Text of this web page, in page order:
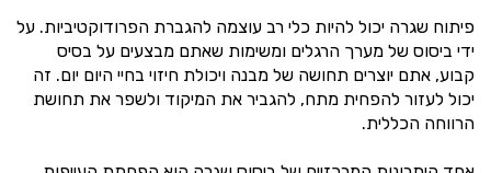
פיתוח שגרה יכול להיות כלי רב עוצמה להגברת הפרודוקטיביות. על
ידי ביסוס של מערך הרגלים ומשימות שאתם מבצעים על בסיס
קבוע, אתם יוצרים תחושה של מבנה ויכולת חיזוי בחיי היום יום. זה
יכול לעזור להפחית מתח, להגביר את המיקוד ולשפר את תחושת
הרווחה הכללית.